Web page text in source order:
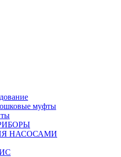
муфты
НАСОСАМИ